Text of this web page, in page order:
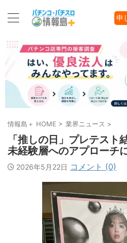
申
情報島＋ HOME > 業界ニュース >
「推しの日」プレテスト
未経験層へのアプローチ
2026年5月22日 コメント (0)